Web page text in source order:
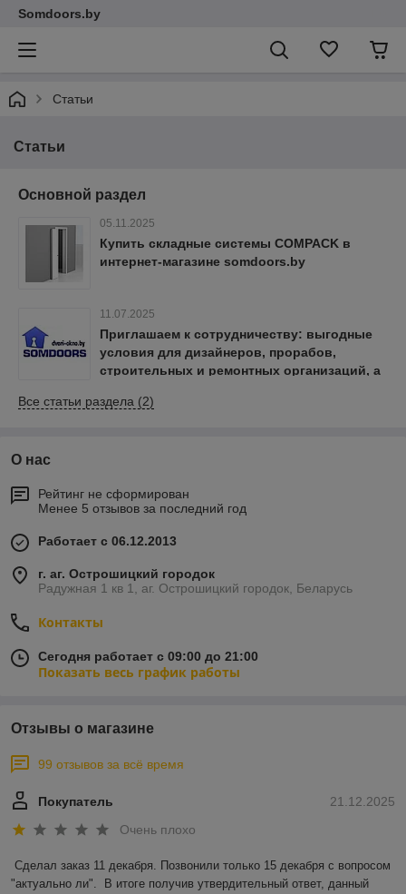
Somdoors.by
Статьи
Статьи
Основной раздел
05.11.2025
Купить складные системы COMPACK в
интернет‑магазине somdoors.by
11.07.2025
Приглашаем к сотрудничеству: выгодные
условия для дизайнеров, прорабов,
строительных и ремонтных организаций, а
Все статьи раздела (2)
О нас
Рейтинг не сформирован
Менее 5 отзывов за последний год
Работает с 06.12.2013
г. аг. Острошицкий городок
Радужная 1 кв 1, аг. Острошицкий городок, Беларусь
Контакты
Сегодня работает с 09:00 до 21:00
Показать весь график работы
Отзывы о магазине
99 отзывов за всё время
21.12.2025
Покупатель
Очень плохо
Сделал заказ 11 декабря. Позвонили только 15 декабря с вопросом
"актуально ли".  В итоге получив утвердительный ответ, данный